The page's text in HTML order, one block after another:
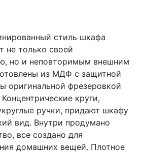
стиль шкафа
не только своей
но и неповторимым внешним
из МДФ с защитной
оригинальной фрезеровкой
круги,
ручки, придают шкафу
вид. Внутри продумано
все создано для
домашних вещей. Плотное